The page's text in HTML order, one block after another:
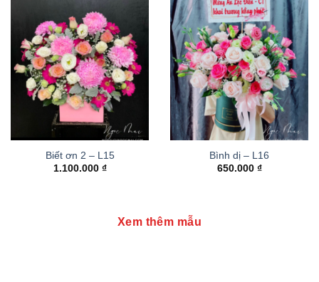
Biết ơn 2 – L15
1.100.000 ₫
Bình dị – L16
650.000 ₫
Xem thêm mẫu